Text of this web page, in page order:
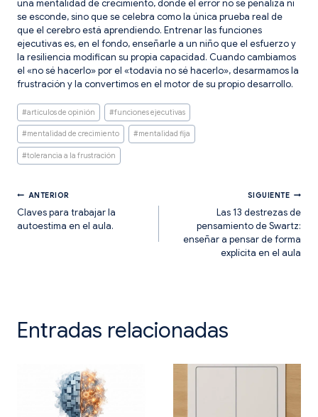
una mentalidad de crecimiento, donde el error no se penaliza ni
se esconde, sino que se celebra como la única prueba real de
que el cerebro está aprendiendo. Entrenar las funciones
ejecutivas es, en el fondo, enseñarle a un niño que el esfuerzo y
la resiliencia modifican su propia capacidad. Cuando cambiamos
el «no sé hacerlo» por el «todavía no sé hacerlo», desarmamos la
frustración y la convertimos en el motor de su propio desarrollo.
Etiquetas
de
la
entrada:
#artículos de opinión #funciones ejecutivas
#mentalidad de crecimiento #mentalidad fija
#tolerancia a la frustración
Navegación
de
ANTERIOR
Claves para trabajar la
autoestima en el aula.
SIGUIENTE
Las 13 destrezas de
pensamiento de Swartz:
enseñar a pensar de forma
explícita en el aula
Entradas relacionadas